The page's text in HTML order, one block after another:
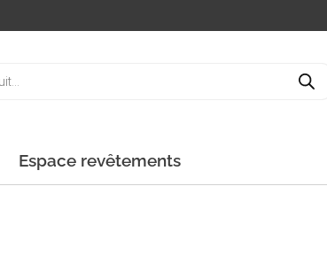
Espace revêtements